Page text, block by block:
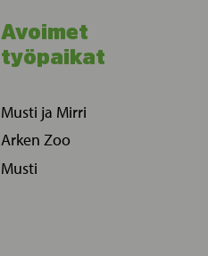
Avoimet
työpaikat
Musti ja Mirri
Arken Zoo
Musti